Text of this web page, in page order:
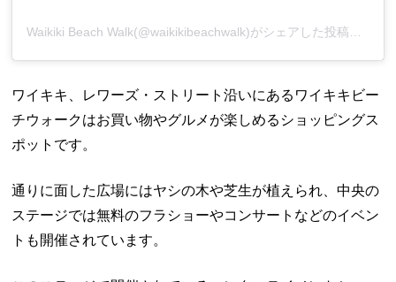
ワイキキ、レワーズ・ストリート沿いにあるワイキキビー
チウォークはお買い物やグルメが楽しめるショッピングス
ポットです。
通りに面した広場にはヤシの木や芝生が植えられ、中央の
ステージでは無料のフラショーやコンサートなどのイベン
トも開催されています。